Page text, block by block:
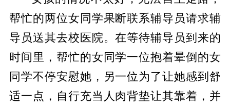
帮忙的两位女同学果断联系辅导员请求辅
导员送其去校医院。在等待辅导员到来的
时间里，帮忙的女同学一位抱着晕倒的女
同学不停安慰她，另一位为了让她感到舒
适一点，自行充当人肉背垫让其靠着，并